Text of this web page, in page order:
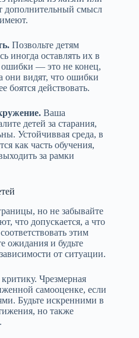
дополнительный смысл
Позвольте детям
иногда оставлять их в
ошибки — это не конец,
они видят, что ошибки
боятся действовать.
Ваша
детей за старания,
Устойчиввая среда, в
как часть обучения,
за рамки
но не забывайте
что допускается, а что
этим
ожидания и будьте
от ситуации.
Чрезмерная
самооценке, если
Будьте искренними в
но также